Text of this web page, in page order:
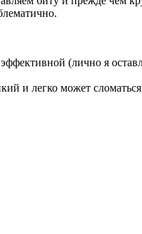
(лично я
и легко может сломаться